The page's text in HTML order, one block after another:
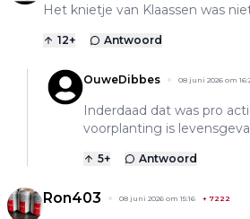
Het knietje van Klaassen was
12+ Antwoord
OuweDibbes 08 juni 2026 om
Inderdaad dat was pro
voorplanting is
5+ Antwoord
Ron403 08 juni 2026 om 15:16 + 7222